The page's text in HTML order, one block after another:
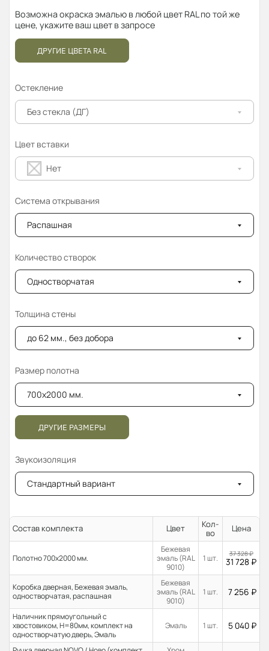
Возможна окраска эмалью в любой цвет RAL по той же
цене, укажите ваш цвет в запросе
ДРУГИЕ ЦВЕТА RAL
Остекление
Без стекла (ДГ)
Цвет вставки
Нет
Система открывания
Распашная
Количество створок
Одностворчатая
Толщина стены
до 62 мм., без добора
Размер полотна
700x2000 мм.
ДРУГИЕ РАЗМЕРЫ
Звукоизоляция
Стандартный вариант
Состав комплекта Цвет
Кол-
во
Цена
Полотно 700x2000 мм.
Бежевая
эмаль (RAL
9010)
1 шт. 37 328₽
31 728 ₽
Коробка дверная, Бежевая эмаль,
одностворчатая, распашная
Бежевая
эмаль (RAL
9010)
1 шт. 7 256 ₽
Наличник прямоугольный с
хвостовиком, H=80мм, комплект на
одностворчатую дверь, Эмаль
Эмаль 1 шт. 5 040 ₽